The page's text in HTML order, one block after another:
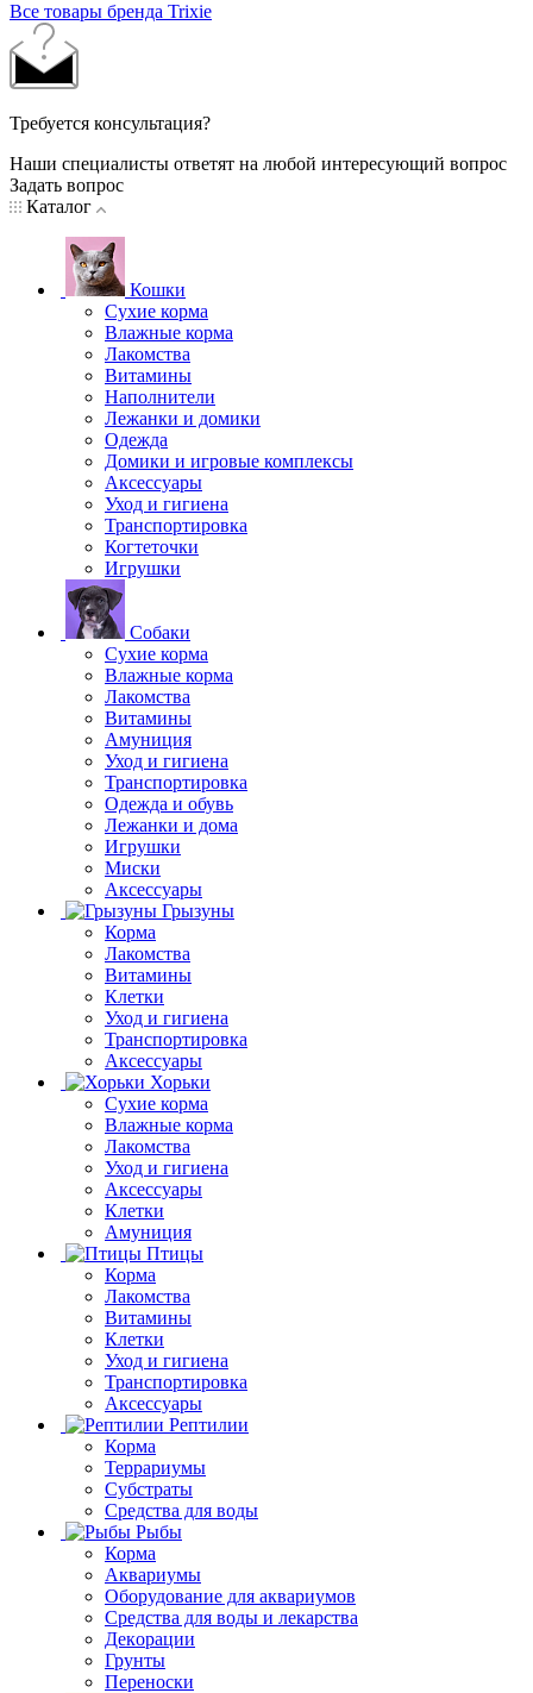
Все товары бренда Trixie
Требуется консультация?
Наши специалисты ответят на любой интересующий вопрос
Задать вопрос
Каталог
Кошки
Сухие корма
Влажные корма
Лакомства
Витамины
Наполнители
Лежанки и домики
Одежда
Домики и игровые комплексы
Аксессуары
Уход и гигиена
Транспортировка
Когтеточки
Игрушки
Собаки
Сухие корма
Влажные корма
Лакомства
Витамины
Амуниция
Уход и гигиена
Транспортировка
Одежда и обувь
Лежанки и дома
Игрушки
Миски
Аксессуары
Грызуны
Корма
Лакомства
Витамины
Клетки
Уход и гигиена
Транспортировка
Аксессуары
Хорьки
Сухие корма
Влажные корма
Лакомства
Уход и гигиена
Аксессуары
Клетки
Амуниция
Птицы
Корма
Лакомства
Витамины
Клетки
Уход и гигиена
Транспортировка
Аксессуары
Рептилии
Корма
Террариумы
Субстраты
Средства для воды
Рыбы
Корма
Аквариумы
Оборудование для аквариумов
Средства для воды и лекарства
Декорации
Грунты
Переноски